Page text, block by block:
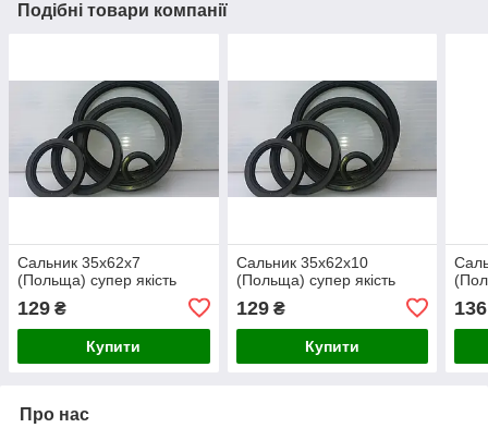
Подібні товари компанії
Сальник 35х62х7
(Польща) супер якість
129 ₴
Купити
Сальник 35х62х10
(Польща) супер якість
129₴
Купити
136
Про нас